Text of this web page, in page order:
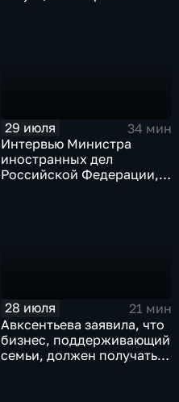
29 июля
34 мин
Интервью Министра
иностранных дел
Российской Федерации,
28 июля
21 мин
Авксентьева заявила, что
бизнес, поддерживающий
семьи, должен получать